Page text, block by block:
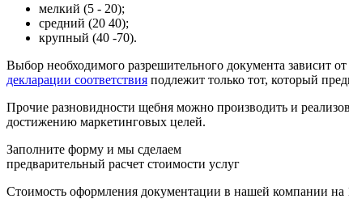
мелкий (5 - 20);
средний (20 40);
крупный (40 -70).
Выбор необходимого разрешительного документа зависит
декларации соответствия подлежит только тот, который
Прочие разновидности щебня можно производить и
достижению маркетинговых целей.
Заполните форму и мы сделаем
предварительный расчет стоимости услуг
Стоимость оформления документации в нашей компании